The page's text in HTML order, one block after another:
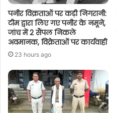
पनीर विक्रताओं पर कड़ी निगरानी:
टीम द्वारा लिए गए पनीर के नमूने,
जांच में 2 सैंपल निकले
अवमानक, विक्रेताओं पर कार्यवाही
23 hours ago